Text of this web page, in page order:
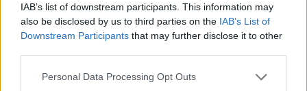
IAB’s list of downstream participants. This information may
also be disclosed by us to third parties on the IAB’s List of
Downstream Participants that may further disclose it to other
Personal Data Processing Opt Outs
14:41
Η Αρχαία Απτέρα υποδέχεται τον Χριστόφορο
Σταμπόγλη σε μια μοναδική συναυλία
Γεμάτα τα ξενοδοχεία στην Κρήτη – Ο Αύγουστος